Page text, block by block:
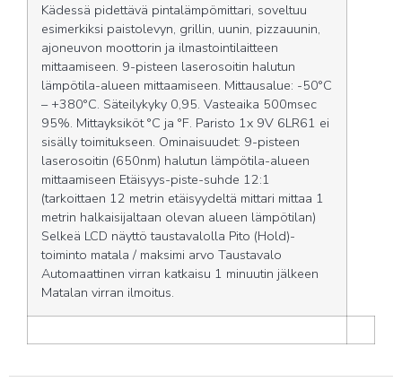
Kädessä pidettävä pintalämpömittari, soveltuu
esimerkiksi paistolevyn, grillin, uunin, pizzauunin,
ajoneuvon moottorin ja ilmastointilaitteen
mittaamiseen. 9-pisteen laserosoitin halutun
lämpötila-alueen mittaamiseen. Mittausalue: -50°C
– +380°C. Säteilykyky 0,95. Vasteaika 500msec
95%. Mittayksiköt °C ja °F. Paristo 1x 9V 6LR61 ei
sisälly toimitukseen. Ominaisuudet: 9-pisteen
laserosoitin (650nm) halutun lämpötila-alueen
mittaamiseen Etäisyys-piste-suhde 12:1
(tarkoittaen 12 metrin etäisyydeltä mittari mittaa 1
metrin halkaisijaltaan olevan alueen lämpötilan)
Selkeä LCD näyttö taustavalolla Pito (Hold)-
toiminto matala / maksimi arvo Taustavalo
Automaattinen virran katkaisu 1 minuutin jälkeen
Matalan virran ilmoitus.